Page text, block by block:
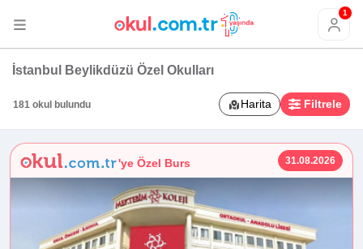
1
İstanbul Beylikdüzü Özel Okulları
181 okul bulundu Harita Filtrele
'ye Özel Burs 31.08.2026